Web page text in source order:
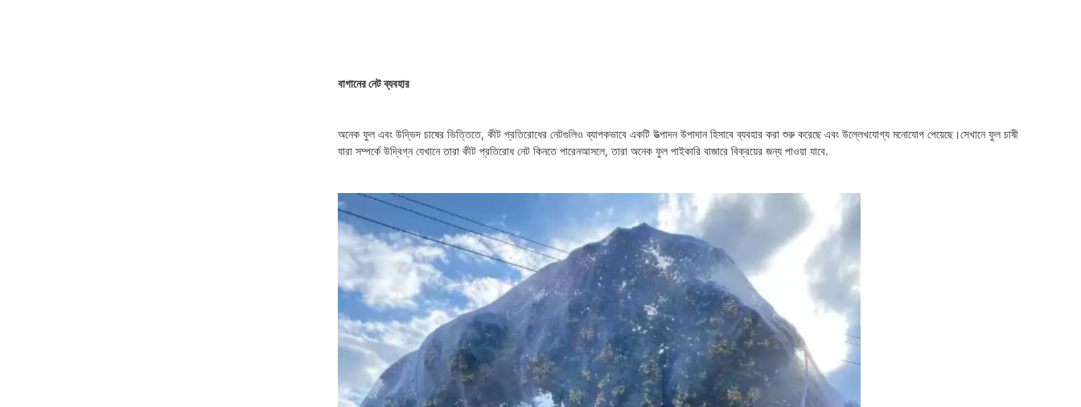
বাগানের নেট ব্যবহার
অনেক ফুল এবং উদ্ভিদ চাষের ভিত্তিতে, কীট প্রতিরোধের নেটগুলিও ব্যাপকভাবে একটি উত্পাদন উপাদান হিসাবে ব্যবহার করা শুরু করেছে এবং উল্লেখযোগ্য মনোযোগ পেয়েছে।সেখানে ফুল চাষী
যারা সম্পর্কে উদ্বিগ্ন যেখানে তারা কীট প্রতিরোধ নেট কিনতে পারেনআসলে, তারা অনেক ফুল পাইকারি বাজারে বিক্রয়ের জন্য পাওয়া যাবে.